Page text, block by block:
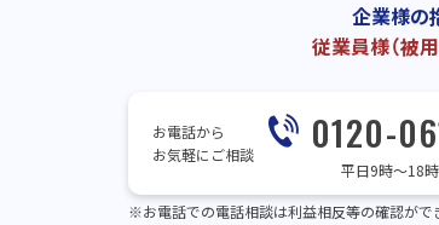
企業様の
従業員様（被
お電話から
お気軽にご相談
0120-
平日9時～18
※お電話での電話相談は利益相反等の確認がで